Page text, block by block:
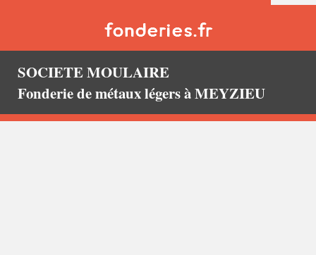
SOCIETE MOULAIRE
Fonderie de métaux légers à MEYZIEU